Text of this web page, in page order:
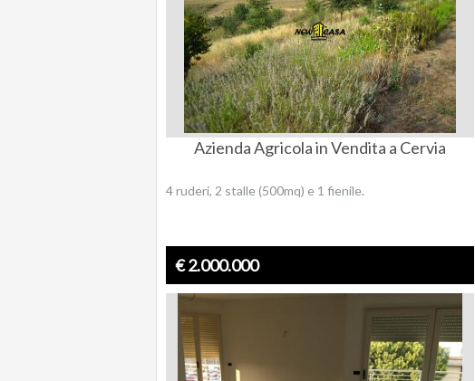
Azienda Agricola in Vendita a Cervia
4 ruderi, 2 stalle (500mq) e 1 fienile.
€ 2.000.000